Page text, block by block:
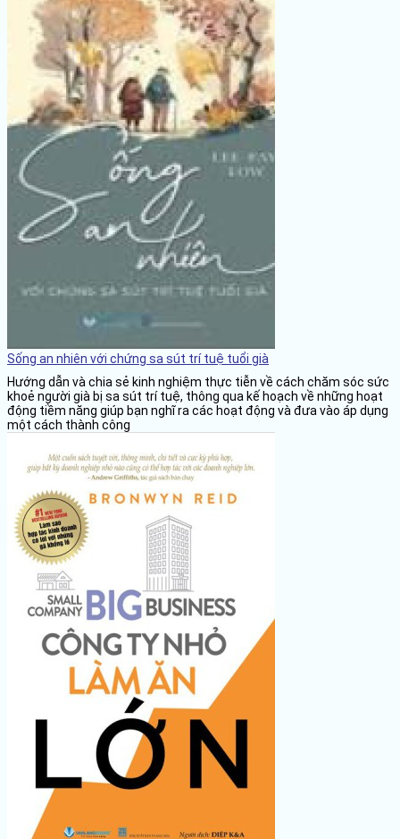
Sống an nhiên với chứng sa sút trí tuệ tuổi già
Hướng dẫn và chia sẻ kinh nghiệm thực tiễn về cách chăm sóc sức
khoẻ người già bị sa sút trí tuệ, thông qua kế hoạch về những hoạt
động tiềm năng giúp bạn nghĩ ra các hoạt động và đưa vào áp dụng
một cách thành công